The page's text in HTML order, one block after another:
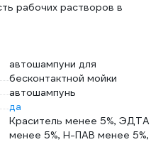
рабочих растворов в
автошампуни для
бесконтактной мойки
автошампунь
да
Краситель менее 5%, ЭДТА
менее 5%, Н-ПАВ менее 5%,